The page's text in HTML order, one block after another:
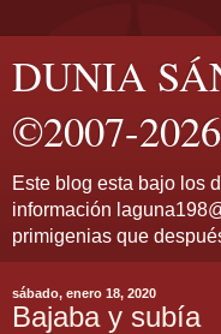
DUNIA
©2007-2026
Este blog esta bajo los
información
primigenias que
sábado, enero 18, 2020
Bajaba y subía